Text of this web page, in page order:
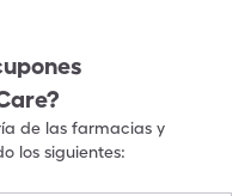
de las farmacias y
los siguientes: